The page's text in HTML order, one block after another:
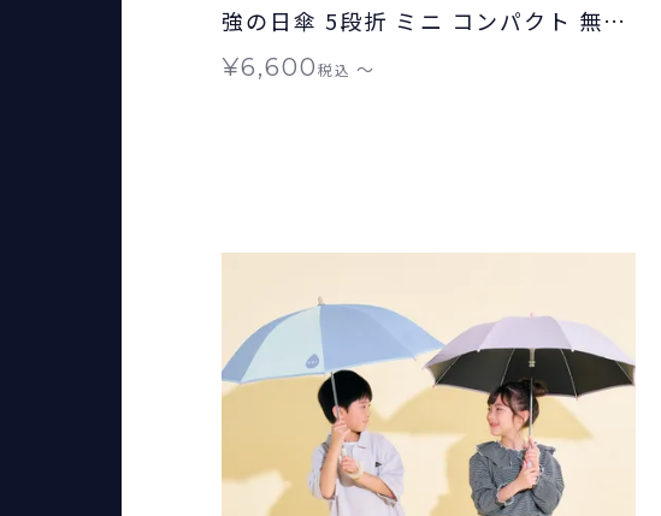
強の日傘 5段折 ミニ コンパクト 無地
切り継ぎ ギフト対象 ≪送料無料≫ 晴
¥6,600税込 〜